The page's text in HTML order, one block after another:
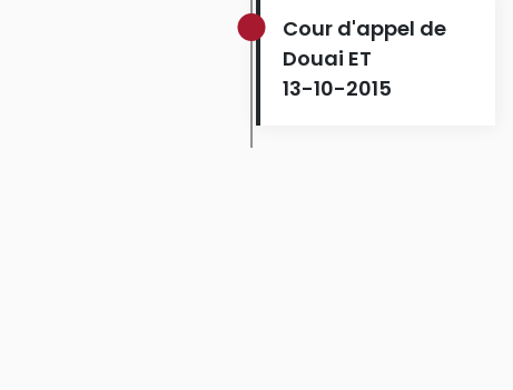
Cour d'appel de
Douai ET
13-10-2015